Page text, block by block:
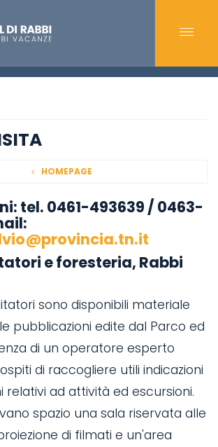
HOMEPAGE
tel. 0461-493639 / 0463-
e foresteria, Rabbi
sono disponibili materiale
pubblicazioni edite dal Parco ed
di un operatore esperto
di raccogliere utili indicazioni
relativi ad attività ed escursioni.
spazio una sala riservata alle
di filmati e un'area